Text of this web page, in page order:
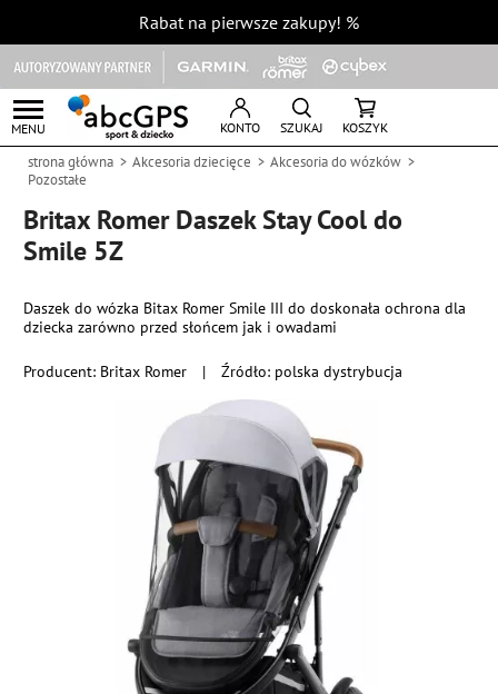
Rabat na pierwsze zakupy! %
MENU KONTO SZUKAJ KOSZYK
strona główna Akcesoria dziecięce
Akcesoria do wózków
Pozostałe
Britax Romer Daszek Stay Cool do
Smile 5Z
Producent: Britax Romer | Źródło: polska dystrybucja
Daszek do wózka Bitax Romer Smile III do doskonała ochrona dla
dziecka zarówno przed słońcem jak i owadami